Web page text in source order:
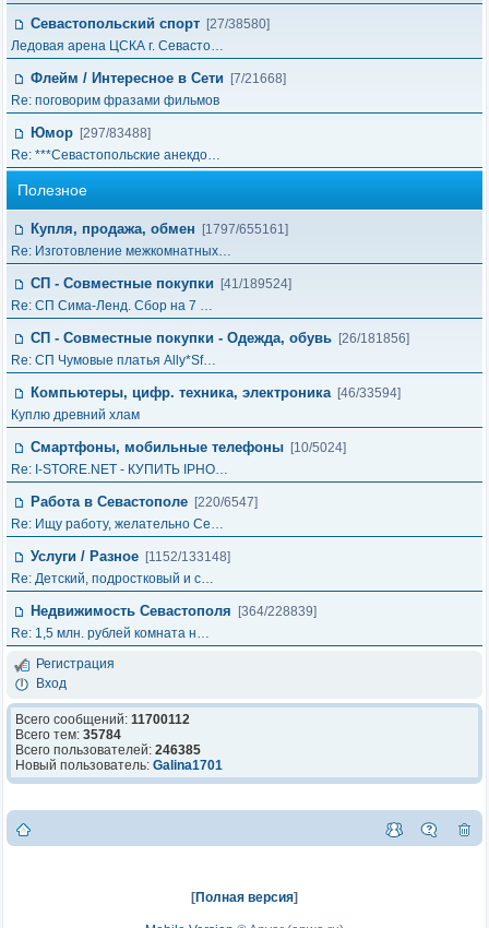
Севастопольский спорт [27/38580]
Ледовая арена ЦСКА г. Севасто…
Флейм / Интересное в Cети
[7/21668]
Re: поговорим фразами фильмов
Юмор [297/83488]
Re: ***Севастопольские анекдо…
Полезное
Купля, продажа, обмен
[1797/655161]
Re: Изготовление межкомнатных…
СП - Совместные покупки
[41/189524]
Re: СП Сима-Ленд. Сбор на 7 …
СП - Совместные покупки - Одежда, обувь [26/181856]
Re: СП Чумовые платья Ally*Sf…
Компьютеры, цифр. техника, электроника [46/33594]
Куплю древний хлам
Смартфоны, мобильные телефоны [10/5024]
Re: I-STORE.NET - КУПИТЬ IPHO…
Работа в Севастополе [220/6547]
Re: Ищу работу, желательно Се…
Услуги / Разное [1152/133148]
Re: Детский, подростковый и с…
Недвижимость Севастополя
[364/228839]
Re: 1,5 млн. рублей комната н…
Регистрация
Вход
Всего сообщений: 11700112
Всего тем: 35784
Всего пользователей: 246385
Новый пользователь: Galina1701
[Полная версия]